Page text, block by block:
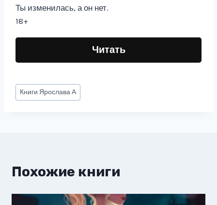
Ты изменилась, а он нет.
18+
Читать
Метки
записи:
Книги Ярослава А
Похожие книги